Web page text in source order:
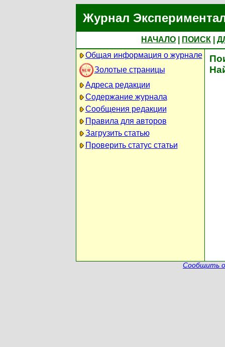
Журнал
НАЧАЛО ПОИСК
Общая информация о журнале
Золотые страницы
Адреса редакции
Содержание журнала
Сообщения редакции
Правила для авторов
Загрузить статью
Проверить статус статьи
Сообщить о